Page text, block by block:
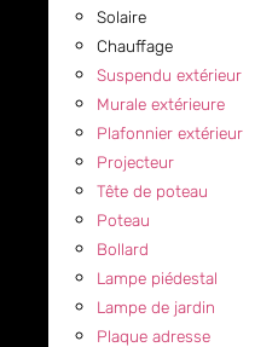
Solaire
Chauffage
Suspendu extérieur
Murale extérieure
Plafonnier extérieur
Projecteur
Tête de poteau
Poteau
Bollard
Lampe piédestal
Lampe de jardin
Plaque adresse